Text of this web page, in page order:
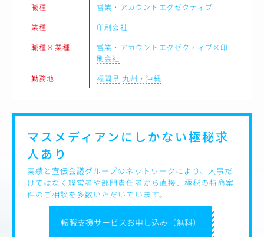
●プランニング業務
・マーケティング課題に応じた各種広告の戦略プランの立
案とKPI/KGIの提案、設定
・マスを含めたメディアプランニング作業
・ブランディングおよびセールスプロモーション両方のマ
ーケティングプラン
職種
営業・アカウントエグゼクティブ
業種
印刷会社
職種×業種
営業・アカウントエグゼクティブ×印
刷会社
勤務地
福岡県 九州・沖縄
転職支援サービスお申し込み（無料）
マスメディアンにしかない極秘求
人あり
実績と宣伝会議グループのネットワークにより、人事だ
けではなく経営者や部門責任者から直接、極秘の特命案
件のご相談を多数いただいています。